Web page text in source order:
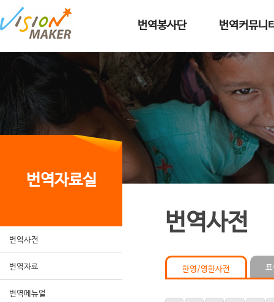
메인메뉴로 이동
메인메뉴 건너뛰고 본문으로 이동
번역봉사단 번역커뮤니
번역자료실
번역사전
번역자료
번역메뉴얼
번역사전
한영/영한사전